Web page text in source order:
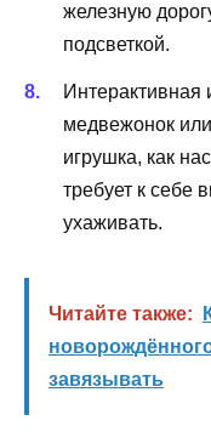
железную
подсветкой.
Интерактивная
медвежонок
игрушка, как
требует к себе
ухаживать.
Читайте также:
завязывать